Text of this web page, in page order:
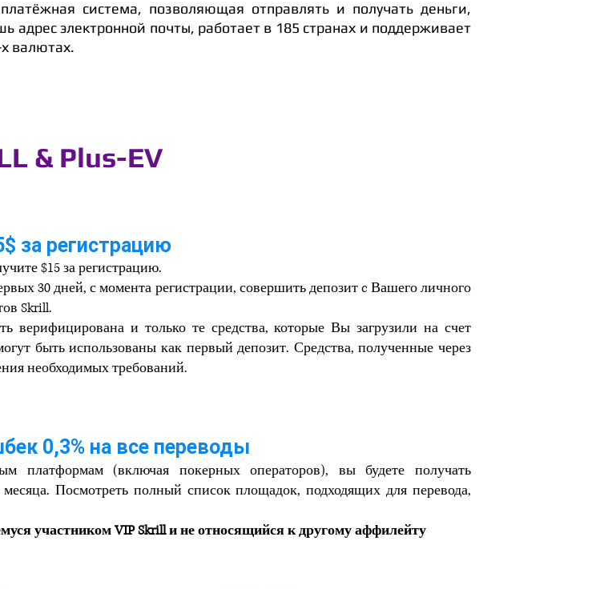
система, позволяющая отправлять и получать деньги,
адрес электронной почты, работает в 185 странах и поддерживает
валютах.
& Plus-EV
за регистрацию
$15 за регистрацию.
30 дней, с момента регистрации, совершить депозит c Вашего личного
Skrill.
верифицирована и только те средства, которые Вы загрузили на счет
быть использованы как первый депозит. Средства, полученные через
необходимых требований.
0,3% на все переводы
платформам (включая покерных операторов), вы будете получать
Посмотреть полный список площадок, подходящих для перевода,
участником VIP Skrill и не относящийся к другому аффилейту